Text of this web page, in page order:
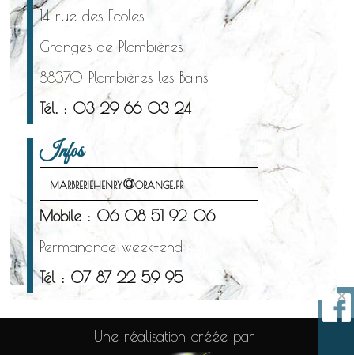
14 rue des Ecoles
Granges de Plombières
88370 Plombières les Bains
Tél. : 03 29 66 03 24
Infos
marbreriehenry@orange.fr
Mobile : 06 08 51 92 06
Permanance week-end :
Tél : 07 87 22 59 95
Une réalisation créée par
×